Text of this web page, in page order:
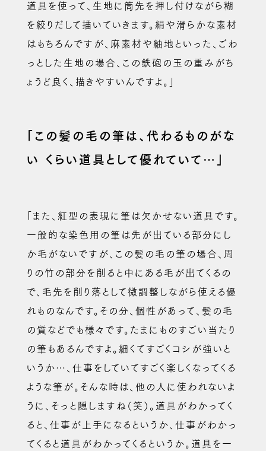
道具を使って、生地に筒先を押し付けながら糊
を絞りだして描いていきます。絹や滑らかな素材
はもちろんですが、麻素材や紬地といった、ごわ
っとした生地の場合、この鉄砲の玉の重みがち
ょうど良く、描きやすいんですよ。」
「この髪の毛の筆は、代わるものがな
い くらい道具として優れていて…」
「また、紅型の表現に筆は欠かせない道具です。
一般的な染色用の筆は先が出ている部分にし
か毛がないですが、この髪の毛の筆の場合、周
りの竹の部分を削ると中にある毛が出てくるの
で、毛先を削り落として微調整しながら使える優
れものなんです。その分、個性があって、髪の毛
の質などでも様々です。たまにものすごい当たり
の筆もあるんですよ。細くてすごくコシが強いと
いうか…、仕事をしていてすごく楽しくなってくる
ような筆が。そんな時は、他の人に使われないよ
うに、そっと隠しますね（笑）。道具がわかってく
ると、仕事が上手になるというか、仕事がわかっ
てくると道具がわかってくるというか。道具を一